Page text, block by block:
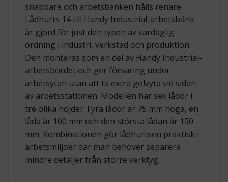
snabbare och arbetsbänken hålls renare.
Lådhurts 14 till Handy Industrial-arbetsbänk
är gjord för just den typen av vardaglig
ordning i industri, verkstad och produktion.
Den monteras som en del av Handy Industrial-
arbetsbordet och ger förvaring under
arbetsytan utan att ta extra golvyta vid sidan
av arbetsstationen. Modellen har sex lådor i
tre olika höjder. Fyra lådor är 75 mm höga, en
låda är 100 mm och den största lådan är 150
mm. Kombinationen gör lådhurtsen praktisk i
arbetsmiljöer där man behöver separera
mindre detaljer från större verktyg.